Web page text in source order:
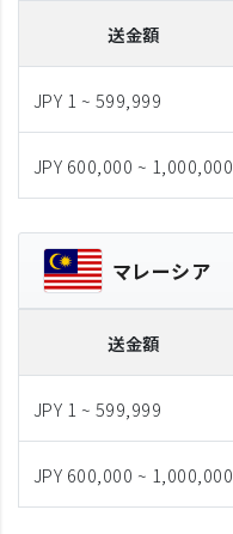
送金額
JPY 1 ~ 599,999
JPY 600,000 ~ 1,000,000
マレーシア
送金額
JPY 1 ~ 599,999
JPY 600,000 ~ 1,000,000